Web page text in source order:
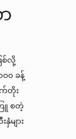
စ်လို့
၀ ခန့်
က်တိုး
ြူ စတဲ့
များ